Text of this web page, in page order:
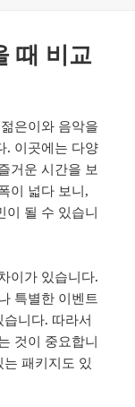
때 비교
은이와 음악을
. 이곳에는 다양
거운 시간을 보
이 넓다 보니,
이 될 수 있습니
이가 있습니다.
특별한 이벤트
니다. 따라서
것이 중요합니
패키지도 있